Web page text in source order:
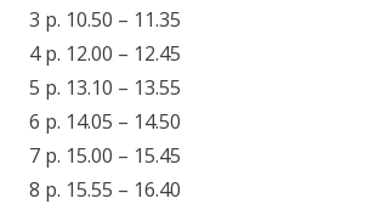
3 p. 10.50 – 11.35
4 p. 12.00 – 12.45
5 p. 13.10 – 13.55
6 p. 14.05 – 14.50
7 p. 15.00 – 15.45
8 p. 15.55 – 16.40